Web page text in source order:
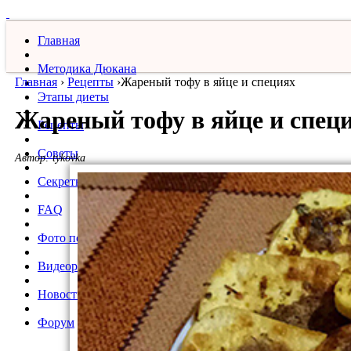
Главная
Методика Дюкана
Этапы диеты
Рецепты
Советы
Секреты
FAQ
Фото похудевших
Видеорецепты
Новости
Форум
Главная › Рецепты ›​Жареный тофу в яйце и специях
​Жареный тофу в яйце и
Автор:tykovka